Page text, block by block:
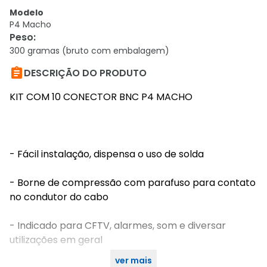
Modelo
P4 Macho
Peso:
300 gramas (bruto com embalagem)
DESCRIÇÃO DO PRODUTO
KIT COM 10 CONECTOR BNC P4 MACHO
- Fácil instalação, dispensa o uso de solda
- Borne de compressão com parafuso para contato
no condutor do cabo
- Indicado para CFTV, alarmes, som e diversar
utilizações em geral
ver mais